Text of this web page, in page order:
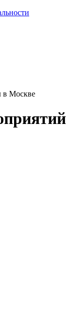
в Москве